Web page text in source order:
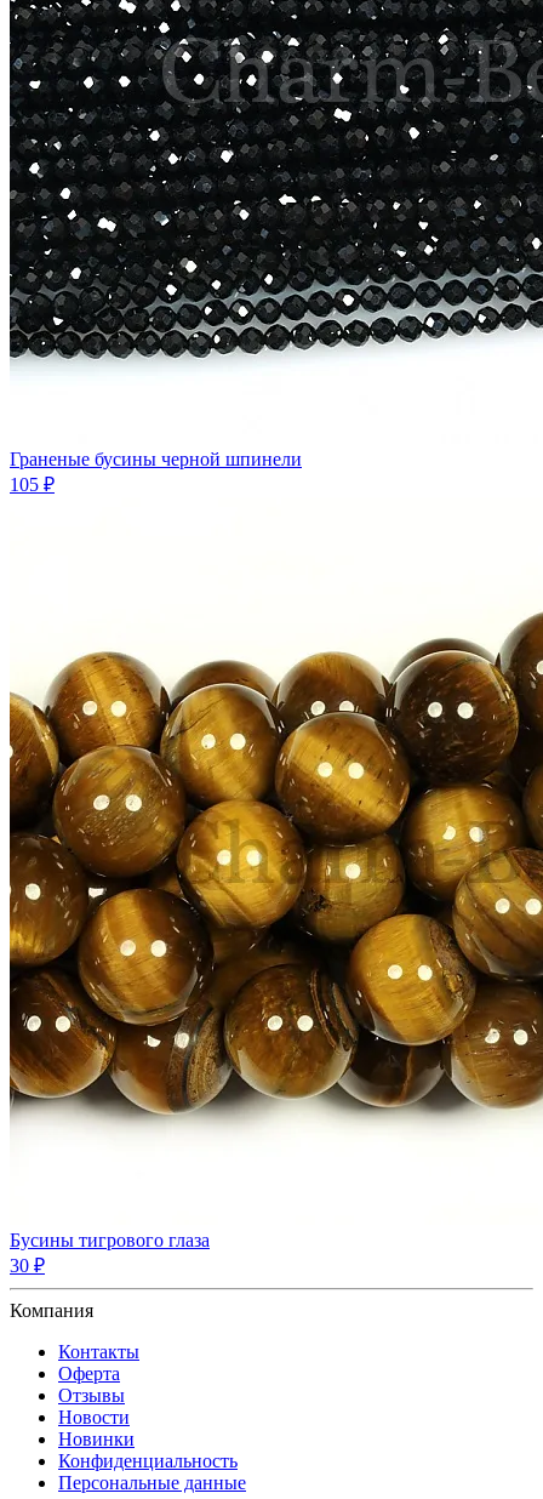
Граненые бусины черной шпинели
105 ₽
Бусины тигрового глаза
30 ₽
Компания
Контакты
Оферта
Отзывы
Новости
Новинки
Конфиденциальность
Персональные данные